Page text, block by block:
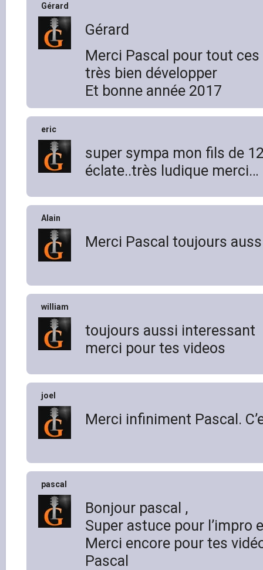
Gérard
Gérard
Merci Pascal pour tout
très bien développer
Et bonne année 2017
eric
super sympa mon fils de
éclate..très ludique merci…
Alain
Merci Pascal toujours
william
toujours aussi interessant
merci pour tes videos
joel
Merci infiniment Pascal.
pascal
Bonjour pascal ,
Super astuce pour l’impro
Merci encore pour tes
Pascal